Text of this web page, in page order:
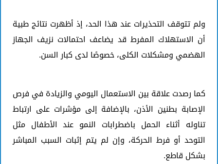
ولم تتوقف التحذيرات عند هذا الحد، إذ أظهرت نتائج طبية
أن الاستهلاك المفرط قد يضاعف احتمالات نزيف الجهاز
الهضمي ومشكلات الكلى، خصوصًا لدى كبار السن.
كما رصدت علاقة بين الاستعمال اليومي والزيادة في فرص
الإصابة بطنين الأذن، بالإضافة إلى مؤشرات على ارتباط
تناوله أثناء الحمل باضطرابات النمو عند الأطفال مثل
التوحد أو فرط الحركة، وإن لم يتم إثبات السبب المباشر
بشكل قاطع.